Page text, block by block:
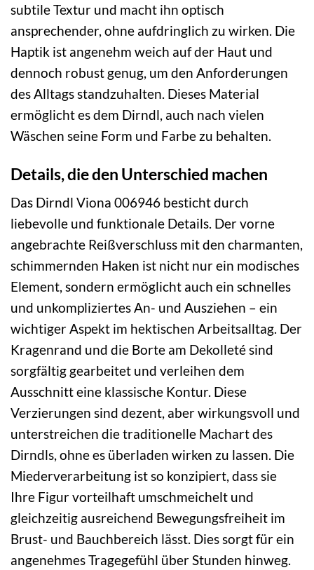
subtile Textur und macht ihn optisch
ansprechender, ohne aufdringlich zu wirken. Die
Haptik ist angenehm weich auf der Haut und
dennoch robust genug, um den Anforderungen
des Alltags standzuhalten. Dieses Material
ermöglicht es dem Dirndl, auch nach vielen
Wäschen seine Form und Farbe zu behalten.
Details, die den Unterschied machen
Das Dirndl Viona 006946 besticht durch
liebevolle und funktionale Details. Der vorne
angebrachte Reißverschluss mit den charmanten,
schimmernden Haken ist nicht nur ein modisches
Element, sondern ermöglicht auch ein schnelles
und unkompliziertes An- und Ausziehen – ein
wichtiger Aspekt im hektischen Arbeitsalltag. Der
Kragenrand und die Borte am Dekolleté sind
sorgfältig gearbeitet und verleihen dem
Ausschnitt eine klassische Kontur. Diese
Verzierungen sind dezent, aber wirkungsvoll und
unterstreichen die traditionelle Machart des
Dirndls, ohne es überladen wirken zu lassen. Die
Miederverarbeitung ist so konzipiert, dass sie
Ihre Figur vorteilhaft umschmeichelt und
gleichzeitig ausreichend Bewegungsfreiheit im
Brust- und Bauchbereich lässt. Dies sorgt für ein
angenehmes Tragegefühl über Stunden hinweg.